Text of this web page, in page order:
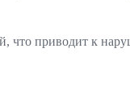
что приводит к